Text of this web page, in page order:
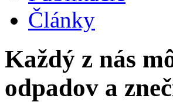
Články
Každý z nás
odpadov a